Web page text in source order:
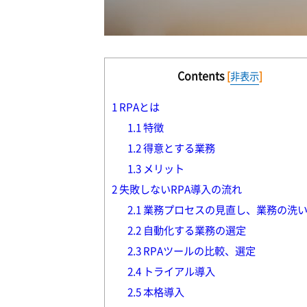
Contents 非表示
1
RPAとは
1.1 特徴
1.2 得意とする業務
1.3メリット
2 失敗しないRPA導入の流れ
2.1 業務プロセスの見直し、業務の洗
2.2 自動化する業務の選定
2.3RPAツールの比較、選定
2.4トライアル導入
2.5本格導入